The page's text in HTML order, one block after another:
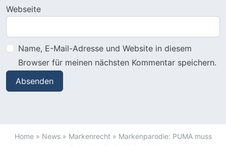
Webseite
Name, E-Mail-Adresse und Website in diesem
Browser für meinen nächsten Kommentar speichern.
Home» News» Markenrecht» Markenparodie: PUMA muss